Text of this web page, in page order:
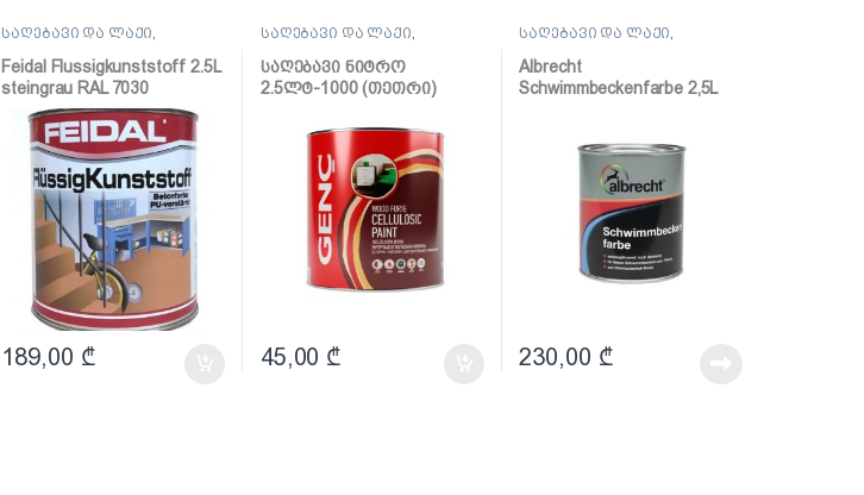
საღებავი და ლაქი,
Feidal Flussigkunststoff 2.5L
steingrau RAL 7030
(პოლიურეთანის
ზეთოვანი საღებავი)
189,00 ₾
საღებავი და ლაქი,
საღებავი ნიტრო
2.5ლტ-1000 (თეთრი)
45,00 ₾
საღებავი და ლაქი,
Albrecht
Schwimmbeckenfarbe 2,5L
230,00 ₾